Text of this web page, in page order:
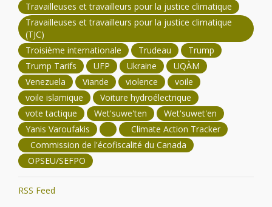
Travailleuses et travailleurs pour la justice climatique
Travailleuses et travailleurs pour la justice climatique
(TJC)
Troisième internationale
Trudeau
Trump
Trump Tarifs
UFP Ukraine
UQÀM
Venezuela
Viande violence
voile
voile islamique
Voiture hydroélectrique
vote tactique
Wet'suwe'ten
Wet'suwet'en
Yanis Varoufakis
Climate Action Tracker
Commission de l'écofiscalité du Canada
OPSEU/SEFPO
RSS Feed